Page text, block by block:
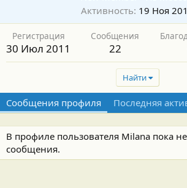
Активность 19 Ноя
Регистрация
30 Июл 2011
Сообщения
22
Найти
Сообщения профиля Последняя
В профиле пользователя Milana пока
сообщения.